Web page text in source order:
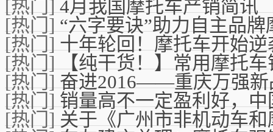
[热门]4月我国摩托车产销简讯
[热门]“六字要诀”助力自主品
[热门]十年轮回！摩托车开始
[热门]【纯干货！】常用摩托
[热门]奋进2016——重庆万强新
[热门]销量高不一定盈利好，
[热门]关于《广州市非机动车